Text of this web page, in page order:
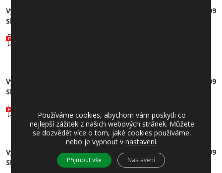
Výroční zpráva o poskytování informací dle zákona 106/99
Sb., za rok 2020
Výroční zpráva o poskytování informací dle zákona 106/99
Sb., za rok 2019
Výroční zpráva 2019
Výroční zpráva o poskytování informací dle zákona 106/99
Sb., za rok 2018
Používáme cookies, abychom vám poskytli co
nejlepší zážitek z našich webových stránek. Můžete
se dozvědět více o tom, jaké cookies používáme,
nebo je vypnout vnastavení.
Přijmout vše Nastavení